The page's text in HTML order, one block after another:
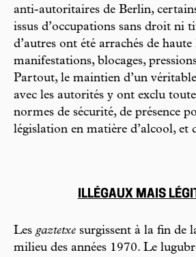
anti-autoritaires de Berlin,
issus d’occupations sans droit ni
d’autres ont été arrachés de
manifestations, blocages,
Partout, le maintien d’un
avec les autorités y ont exclu
normes de sécurité, de présence
législation en matière d’alcool, et
ILLÉGAUX MAIS
Les gaztetxe surgissent à la fin de
milieu des années 1970. Le